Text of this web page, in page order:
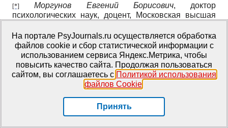
[*] Моргунов Евгений Борисович, доктор
психологических наук, доцент, Московская высшая
«МВШСЭН», Москва, Россия.E-mail:
morgunove@mail.ru
[†] Morgunov Yevgeny Borisovich, PhD in Psychology,
associate professor, Moscow Higher School of Social
and Economic Sciences, Moscow, Russia. E-mail:
morgunove@mail.ru
Литература
На портале PsyJournals.ru осуществляется обработка
файлов cookie и сбор статистической информации с
использованием сервиса Яндекс.Метрика, чтобы
повысить качество сайта. Продолжая пользоваться
сайтом, вы соглашаетесь с Политикой использования
файлов Cookie.
Принять